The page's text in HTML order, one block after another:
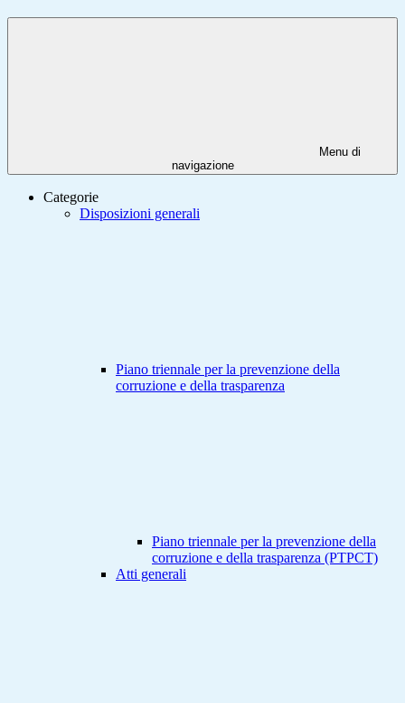
Menu di
navigazione
Categorie
Disposizioni generali
Piano triennale per la prevenzione della
corruzione e della trasparenza
Piano triennale per la prevenzione della
corruzione e della trasparenza (PTPCT)
Atti generali